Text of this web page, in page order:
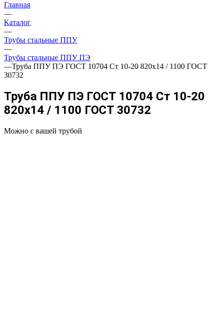
Главная
—
Каталог
—
Трубы стальные ППУ
—
Трубы стальные ППУ ПЭ
—Труба ППУ ПЭ ГОСТ 10704 Ст 10-20 820x14 / 1100 ГОСТ
30732
Труба ППУ ПЭ ГОСТ 10704 Ст 10-20
820x14 / 1100 ГОСТ 30732
Можно с вашей трубой